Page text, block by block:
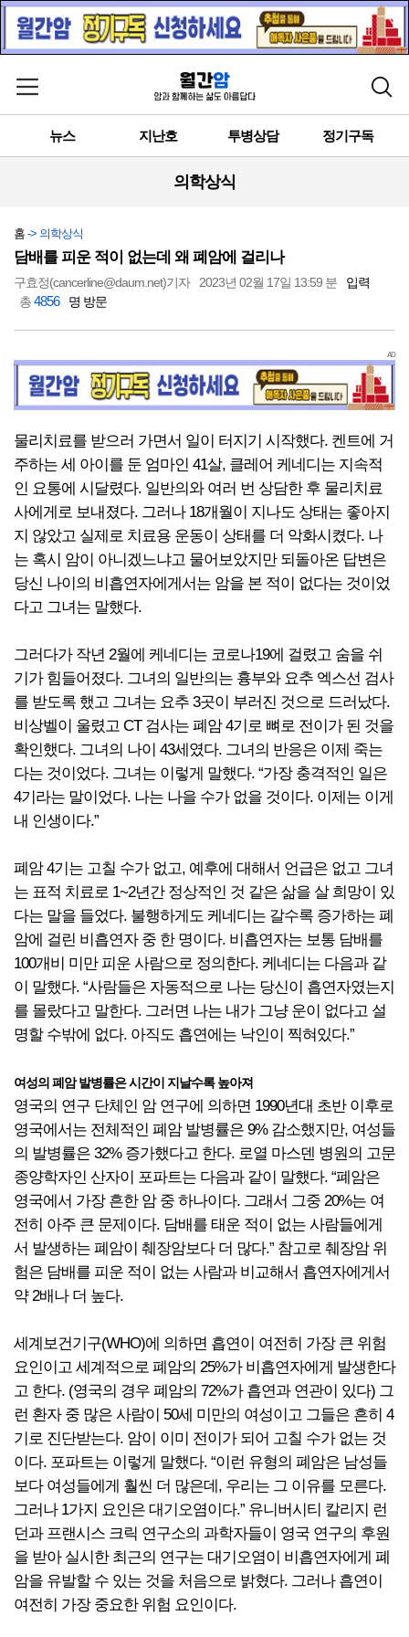
메뉴 열기 검색
뉴스 지난호 투병상담 정기구독
의학상식
홈 -> 의학상식
담배를 피운 적이 없는데 왜 폐암에 걸리나
구효정(cancerline@daum.net)기자 2023년 02월 17일 13:59 분
입력
총4856 명 방문
AD
물리치료를 받으러 가면서 일이 터지기 시작했다. 켄트에 거
주하는 세 아이를 둔 엄마인 41살, 클레어 케네디는 지속적
인 요통에 시달렸다. 일반의와 여러 번 상담한 후 물리치료
사에게로 보내졌다. 그러나 18개월이 지나도 상태는 좋아지
지 않았고 실제로 치료용 운동이 상태를 더 악화시켰다. 나
는 혹시 암이 아니겠느냐고 물어보았지만 되돌아온 답변은
당신 나이의 비흡연자에게서는 암을 본 적이 없다는 것이었
다고 그녀는 말했다.
그러다가 작년 2월에 케네디는 코로나19에 걸렸고 숨을 쉬
기가 힘들어졌다. 그녀의 일반의는 흉부와 요추 엑스선 검사
를 받도록 했고 그녀는 요추 3곳이 부러진 것으로 드러났다.
비상벨이 울렸고 CT 검사는 폐암 4기로 뼈로 전이가 된 것을
확인했다. 그녀의 나이 43세였다. 그녀의 반응은 이제 죽는
다는 것이었다. 그녀는 이렇게 말했다. “가장 충격적인 일은
4기라는 말이었다. 나는 나을 수가 없을 것이다. 이제는 이게
내 인생이다.”
폐암 4기는 고칠 수가 없고, 예후에 대해서 언급은 없고 그녀
는 표적 치료로 1~2년간 정상적인 것 같은 삶을 살 희망이 있
다는 말을 들었다. 불행하게도 케네디는 갈수록 증가하는 폐
암에 걸린 비흡연자 중 한 명이다. 비흡연자는 보통 담배를
100개비 미만 피운 사람으로 정의한다. 케네디는 다음과 같
이 말했다. “사람들은 자동적으로 나는 당신이 흡연자였는지
를 몰랐다고 말한다. 그러면 나는 내가 그냥 운이 없다고 설
명할 수밖에 없다. 아직도 흡연에는 낙인이 찍혀있다.”
여성의 폐암 발병률은 시간이 지날수록 높아져
영국의 연구 단체인 암 연구에 의하면 1990년대 초반 이후로
영국에서는 전체적인 폐암 발병률은 9% 감소했지만, 여성들
의 발병률은 32% 증가했다고 한다. 로열 마스덴 병원의 고문
종양학자인 산자이 포파트는 다음과 같이 말했다. “폐암은
영국에서 가장 흔한 암 중 하나이다. 그래서 그중 20%는 여
전히 아주 큰 문제이다. 담배를 태운 적이 없는 사람들에게
서 발생하는 폐암이 췌장암보다 더 많다.” 참고로 췌장암 위
험은 담배를 피운 적이 없는 사람과 비교해서 흡연자에게서
약 2배나 더 높다.
세계보건기구(WHO)에 의하면 흡연이 여전히 가장 큰 위험
요인이고 세계적으로 폐암의 25%가 비흡연자에게 발생한다
고 한다. (영국의 경우 폐암의 72%가 흡연과 연관이 있다) 그
런 환자 중 많은 사람이 50세 미만의 여성이고 그들은 흔히 4
기로 진단받는다. 암이 이미 전이가 되어 고칠 수가 없는 것
이다. 포파트는 이렇게 말했다. “이런 유형의 폐암은 남성들
보다 여성들에게 훨씬 더 많은데, 우리는 그 이유를 모른다.
그러나 1가지 요인은 대기오염이다.” 유니버시티 칼리지 런
던과 프랜시스 크릭 연구소의 과학자들이 영국 연구의 후원
을 받아 실시한 최근의 연구는 대기오염이 비흡연자에게 폐
암을 유발할 수 있는 것을 처음으로 밝혔다. 그러나 흡연이
여전히 가장 중요한 위험 요인이다.